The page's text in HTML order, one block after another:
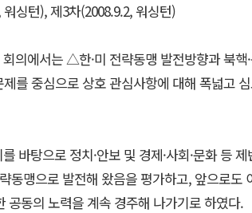
싱턴), 제3차(2008.9.2, 워싱턴)
의에서는 △한·미 전략동맹 발전방향과 북핵
를 중심으로 상호 관심사항에 대해 폭넓고
바탕으로 정치·안보 및 경제·사회·문화 등 제
동맹으로 발전해 왔음을 평가하고, 앞으로도
공동의 노력을 계속 경주해 나가기로 하였다.